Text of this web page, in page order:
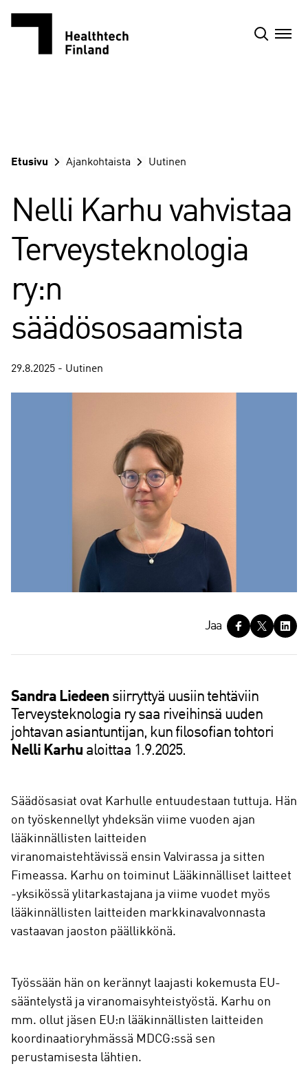
Etusivu Ajankohtaista Uutinen
Nelli Karhu vahvistaa
Terveysteknologia
ry:n
säädösosaamista
29.8.2025 - Uutinen
a
Jaa
Sandra Liedeen siirryttyä uusiin tehtäviin
Terveysteknologia ry saa riveihinsä uuden
johtavan asiantuntijan, kun filosofian tohtori
Nelli Karhu aloittaa 1.9.2025.
Säädösasiat ovat Karhulle entuudestaan tuttuja. Hän
on työskennellyt yhdeksän viime vuoden ajan
lääkinnällisten laitteiden
viranomaistehtävissä ensin Valvirassa ja sitten
Fimeassa. Karhu on toiminut Lääkinnälliset laitteet
-yksikössä ylitarkastajana ja viime vuodet myös
lääkinnällisten laitteiden markkinavalvonnasta
vastaavan jaoston päällikkönä.
Työssään hän on kerännyt laajasti kokemusta EU-
sääntelystä ja viranomaisyhteistyöstä. Karhu on
mm. ollut jäsen EU:n lääkinnällisten laitteiden
koordinaatioryhmässä MDCG:ssä sen
perustamisesta lähtien.